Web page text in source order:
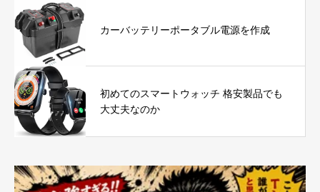
カーバッテリーポータブル電源を作成
初めてのスマートウォッチ 格安製品でも
大丈夫なのか